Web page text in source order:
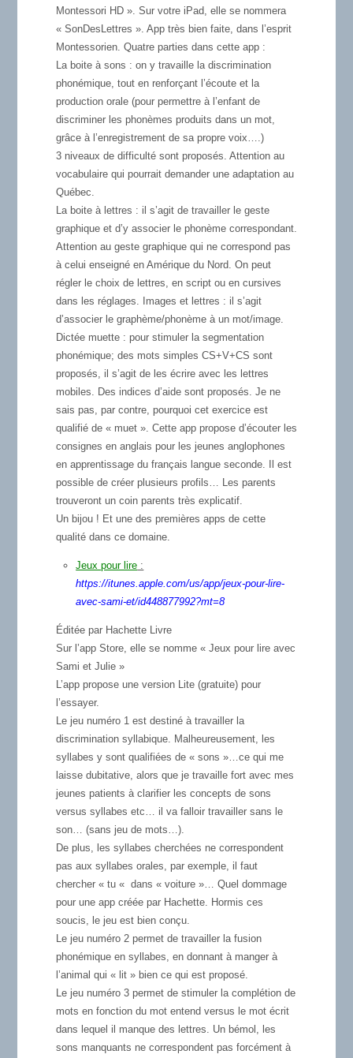
Montessori HD ». Sur votre iPad, elle se nommera
« SonDesLettres ». App très bien faite, dans l’esprit
Montessorien. Quatre parties dans cette app :
La boite à sons : on y travaille la discrimination
phonémique, tout en renforçant l’écoute et la
production orale (pour permettre à l’enfant de
discriminer les phonèmes produits dans un mot,
grâce à l’enregistrement de sa propre voix….)
3 niveaux de difficulté sont proposés. Attention au
vocabulaire qui pourrait demander une adaptation au
Québec.
La boite à lettres : il s’agit de travailler le geste
graphique et d’y associer le phonème correspondant.
Attention au geste graphique qui ne correspond pas
à celui enseigné en Amérique du Nord. On peut
régler le choix de lettres, en script ou en cursives
dans les réglages. Images et lettres : il s’agit
d’associer le graphème/phonème à un mot/image.
Dictée muette: pour stimuler la segmentation
phonémique; des mots simples CS+V+CS sont
proposés, il s’agit de les écrire avec les lettres
mobiles. Des indices d’aide sont proposés. Je ne
sais pas, par contre, pourquoi cet exercice est
qualifié de « muet ». Cette app propose d’écouter les
consignes en anglais pour les jeunes anglophones
en apprentissage du français langue seconde. Il est
possible de créer plusieurs profils… Les parents
trouveront un coin parents très explicatif.
Un bijou ! Et une des premières apps de cette
qualité dans ce domaine.
Jeux pour lire :
https://itunes.apple.com/us/app/jeux-pour-lire-
avec-sami-et/id448877992?mt=8
Éditée par Hachette Livre
Sur l’app Store, elle se nomme « Jeux pour lire avec
Sami et Julie »
L’app propose une version Lite (gratuite) pour
l’essayer.
Le jeu numéro 1 est destiné à travailler la
discrimination syllabique. Malheureusement, les
syllabes y sont qualifiées de « sons »…ce qui me
laisse dubitative, alors que je travaille fort avec mes
jeunes patients à clarifier les concepts de sons
versus syllabes etc… il va falloir travailler sans le
son… (sans jeu de mots…).
De plus, les syllabes cherchées ne correspondent
pas aux syllabes orales, par exemple, il faut
chercher « tu « dans « voiture »… Quel dommage
pour une app créée par Hachette. Hormis ces
soucis, le jeu est bien conçu.
Le jeu numéro 2permet de travailler la fusion
phonémique en syllabes, en donnant à manger à
l’animal qui « lit » bien ce qui est proposé.
Le jeu numéro 3permet de stimuler la complétion de
mots en fonction du mot entend versus le mot écrit
dans lequel il manque des lettres. Un bémol, les
sons manquants ne correspondent pas forcément à